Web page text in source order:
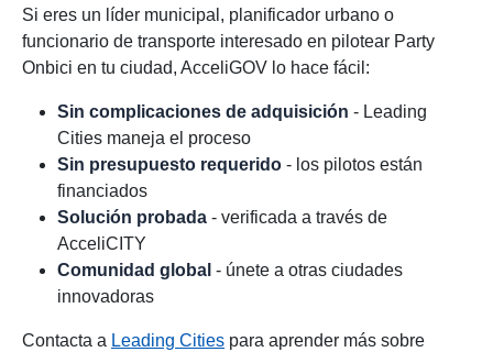
Si eres un líder municipal, planificador urbano o
funcionario de transporte interesado en pilotear Party
Onbici en tu ciudad, AcceliGOV lo hace fácil:
Sin complicaciones de adquisición - Leading
Cities maneja el proceso
Sin presupuesto requerido - los pilotos están
financiados
Solución probada - verificada a través de
AcceliCITY
Comunidad global - únete a otras ciudades
innovadoras
Contacta a Leading Cities para aprender más sobre